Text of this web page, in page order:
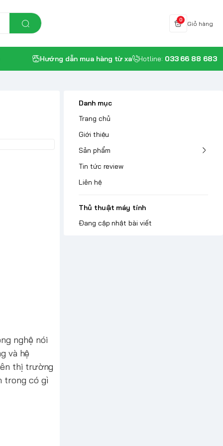
0
Giỏ hàng
Hướng dẫn mua hàng từ xa Hotline: 033 66 88 683
nghệ nói
và hệ
thị trường
trong có gì
Danh mục
Trang chủ
Giới thiệu
Sản phẩm
Tin tức review
Liên hệ
Thủ thuật máy tính
Đang cập nhật bài viết